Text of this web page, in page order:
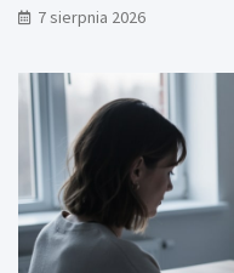
7 sierpnia 2026